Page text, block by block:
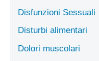
Disfunzioni Sessuali
Disturbi alimentari
Dolori muscolari